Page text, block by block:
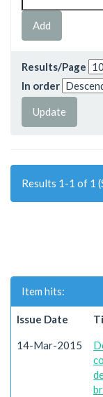
Results/Page
In order
Results 1-1 of 1
Item hits:
Issue Date
14-Mar-2015